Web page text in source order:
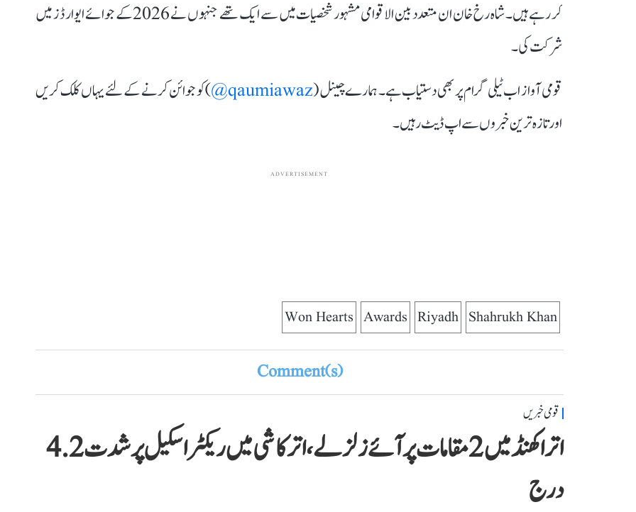
کر رہے ہیں۔شاہ رخ خان ان متعدد بین الاقوامی مشہور شخصیات میں سے ایک تھے جنہوں نے 2026 کے جوائے ایوارڈز میں
شرکت کی۔
قومی آواز اب ٹیلی گرام پر بھی دستیاب ہے۔ ہمارے چینل (qaumiawaz@
) کو جوائن کرنے کے لئے یہاں کلک کریں
اور تازہ ترین خبروں سے اپ ڈیٹ رہیں۔
ADVERTISEMENT
Shahrukh Khan
Riyadh
Awards
Won Hearts
Comment(s)
قومی خبریں
اتراکھنڈ میں 2 مقامات پر آئے زلزلے، اترکاشی میں ریکٹر اسکیل پر شدت 4.2
درج